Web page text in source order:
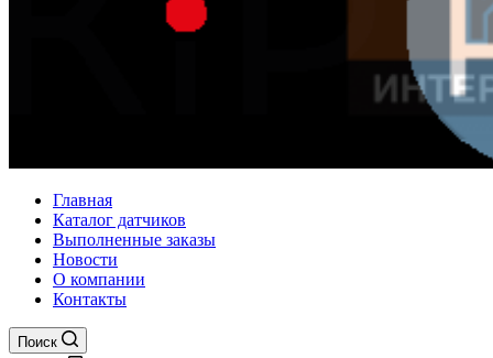
Главная
Каталог датчиков
Выполненные заказы
Новости
О компании
Контакты
Поиск